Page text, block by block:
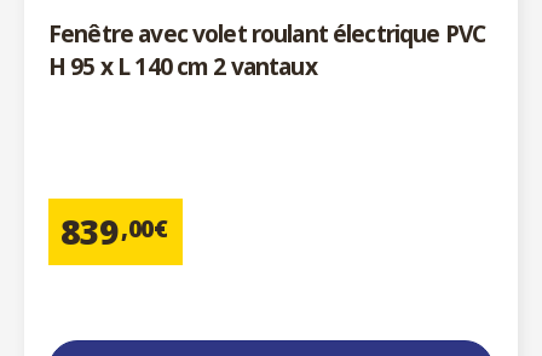
Fenêtre avec volet roulant électrique PVC
H 95 x L 140 cm 2 vantaux
839,00€